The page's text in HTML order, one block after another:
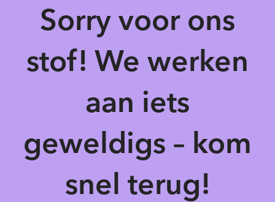
Sorry voor ons
stof! We werken
aan iets
geweldigs – kom
snel terug!